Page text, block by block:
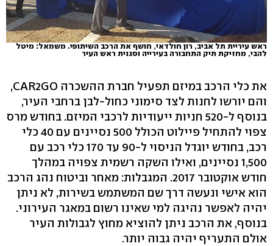
ראש עיריית תל אביב, רון חולדאי, חושף את הרכב השיתופי. משמאל: מיטל
להבי, מחזיקת תיק התחבורה בעירייה וסגנית ראש העיר
את כלי הרכב במיזם תפעיל חברת ההשכרה CAR2GO,
והם יורשו לחנות לצד סימוני כחול-לבן ברחבי העיר,
בנוסף ל-520 חניות ייעודיות לרכבי המיזם. בחודש מרס
צפוי להתחיל פיילוט הכולל 500 נסיינים עם 40 כלי
רכב, בחודש יוגדל הניסוי ל-90 עד 170 כלי רכב עם
1,500 נסיינים, ואילו השקה רשמית צפויה במהלך
חודש אוקטובר 2017. המגבלות: מאחר וביטוח נהג הרכב
הוא אישי ונעשה דרך שם המשתמש בשירות, לא ניתן
יהיה לאפשר נהיגה למי שאינו רשום במאגר העירוני.
בנוסף, את הרכב ניתן להוציא מחוץ לגבולות העיר
אולם התעריף יהיה גבוה יותר.